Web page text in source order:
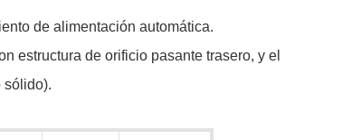
de alimentación automática.
estructura de orificio pasante trasero, y el
sólido).